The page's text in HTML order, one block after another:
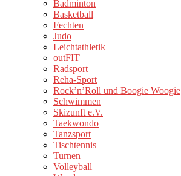
LaupheimBadminton
Basketball
Fechten
Judo
Leichtathletik
outFIT
Radsport
Reha-Sport
Rock’n’Roll und Boogie Woogie
Schwimmen
Skizunft e.V.
Taekwondo
Tanzsport
Tischtennis
Turnen
Volleyball